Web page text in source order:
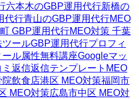
六本木のGBP運用代行新橋の
代行青山のGBP運用代行MEO
GBP運用代行MEO対策 千葉
ツールGBP運用代行プロフィ
ール属性無料講座Googleマッ
ミ返信返信テンプレート MEO
院飲食店港区 MEO対策福岡市
MEO対策広島市中区 MEO対